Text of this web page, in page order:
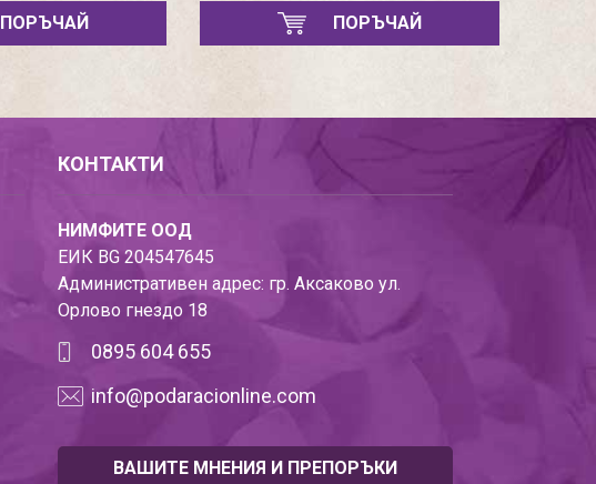
ПОРЪЧАЙ ПОРЪЧАЙ
КОНТАКТИ
НИМФИТЕ ООД
ЕИК BG 204547645
Административен адрес: гр. Аксаково ул.
Орлово гнездо 18
0895 604 655
info@podaracionline.com
ВАШИТЕ МНЕНИЯ И ПРЕПОРЪКИ